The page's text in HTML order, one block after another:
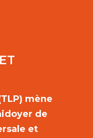
mène
de
et